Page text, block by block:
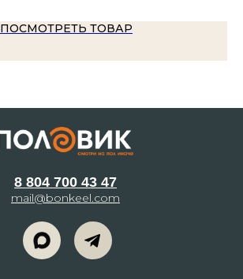
ПОСМОТРЕТЬ ТОВАР
8 804 700 43 47
mail@bonkeel.com